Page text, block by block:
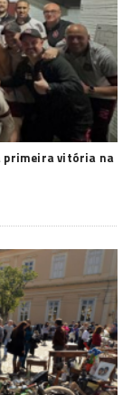
primeira vitória na